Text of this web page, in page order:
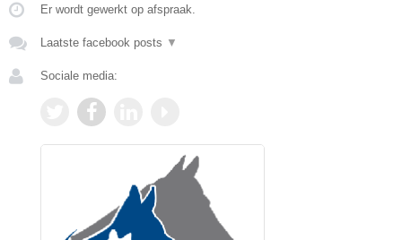
Er wordt gewerkt op afspraak.
Laatste facebook posts ▼
Sociale media: